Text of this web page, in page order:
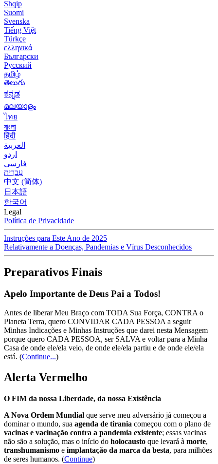
Shqip
Suomi
Svenska
Tiếng Việt
Türkçe
ελληνικά
Български
Русский
தமிழ்
తెలుగు
ಕನ್ನಡ
മലയാളം
ไทย
বাংলা
हिंदी
العربية
اردو
فارسی
עִברִית
中文 (简体)
日本語
한국어
Legal
Política de Privacidade
Instruções para Este Ano de 2025
Relativamente a Doenças, Pandemias e Vírus Desconhecidos
Preparativos Finais
Apelo Importante de Deus Pai a Todos!
Antes de liberar Meu Braço com TODA Sua Força, CONTRA o
Planeta Terra, quero CONVIDAR CADA PESSOA a seguir
Minhas Indicações e Minhas Instruções que darei nesta Mensagem
porque quero CADA PESSOA, ser SALVA e voltar para a Minha
Casa de onde ele/ela veio, de onde ele/ela partiu e de onde ele/ela
está. (Continue...)
Alerta Vermelho
O FIM da nossa Liberdade, da nossa Existência
A Nova Ordem Mundial que serve meu adversário já começou a
dominar o mundo, sua agenda de tirania começou com o plano de
vacinas e vacinação contra a pandemia existente; essas vacinas
não são a solução, mas o início do holocausto que levará à morte,
transhumanismo e implantação da marca da besta, para milhões
de seres humanos. (Continue)